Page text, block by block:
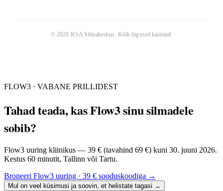
© 2026 KSA Silmakeskus . Kõik õigused kaitstud.
FLOW3 · VABANE PRILLIDEST
Tahad teada, kas Flow3 sinu silmadele
sobib?
Flow3 uuring kliinikus — 39 € (tavahind 69 €) kuni 30. juuni 2026.
Kestus 60 minutit, Tallinn või Tartu.
Broneeri Flow3 uuring · 39 € sooduskoodiga →
Mul on veel küsimusi ja soovin, et helistate tagasi →